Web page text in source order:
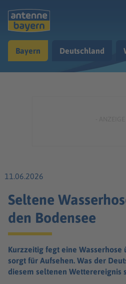
Musik & Radio
Bayern Deutschland
11.06.2026
Seltene
den Bodensee
Kurzzeitig fegt eine Wasserhose
sorgt für Aufsehen. Was der
diesem seltenen Wetterereignis